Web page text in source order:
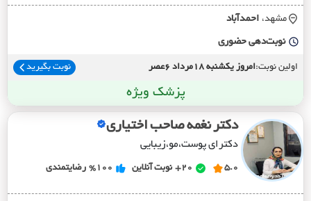
مشهد، احمدآباد
نوبت‌دهی حضوری
اولین نوبت:امروز یکشنبه 18مرداد 6عصر نوبت بگیرید
پزشک ویژه
دکتر نغمه صاحب اختیاری
دکترای پوست،مو،زیبایی
5.0
20+ نوبت آنلاین %100 رضایتمندی